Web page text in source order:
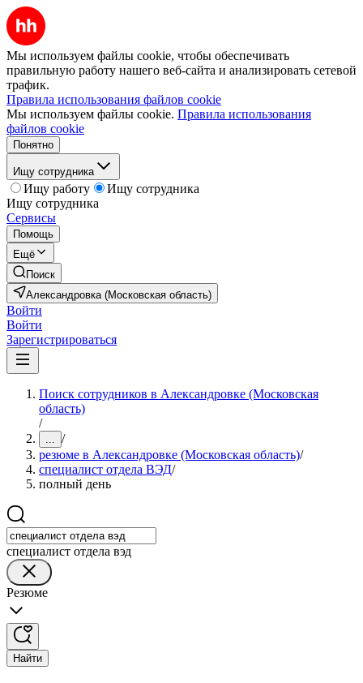
Мы используем файлы cookie, чтобы обеспечивать
правильную работу нашего веб-сайта и анализировать сетевой
трафик.
Правила использования файлов cookie
Мы используем файлы cookie. Правила использования
файлов cookie
Понятно
Ищу сотрудника
Ищу работу
Ищу сотрудника
Ищу сотрудника
Сервисы
Помощь
Ещё
Поиск
Александровка (Московская область)
Войти
Войти
Зарегистрироваться
Поиск сотрудников в Александровке (Московская
область)
/
... /
резюме в Александровке (Московская область)/
специалист отдела ВЭД/
полный день
специалист отдела вэд
Резюме
Найти